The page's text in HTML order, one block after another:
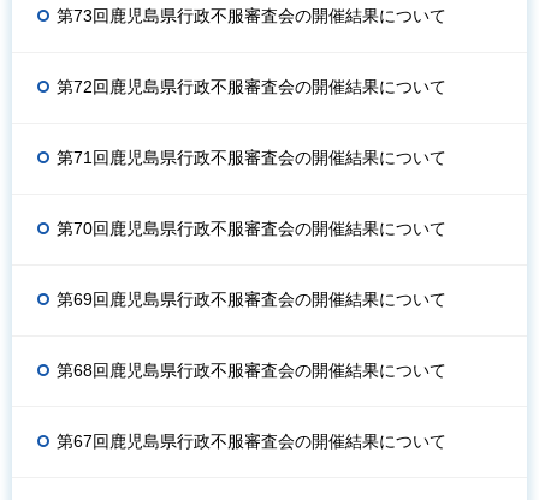
第73回鹿児島県行政不服審査会の開催結果について
第72回鹿児島県行政不服審査会の開催結果について
第71回鹿児島県行政不服審査会の開催結果について
第70回鹿児島県行政不服審査会の開催結果について
第69回鹿児島県行政不服審査会の開催結果について
第68回鹿児島県行政不服審査会の開催結果について
第67回鹿児島県行政不服審査会の開催結果について